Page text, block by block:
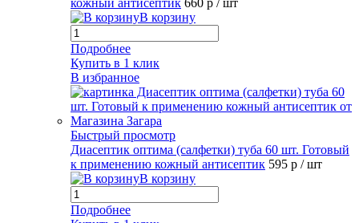
кожный антисептик 660 р / шт
В корзину
Подробнее
Купить в 1 клик
В избранное
Быстрый просмотр
Диасептик оптима (салфетки) туба 60 шт. Готовый
к применению кожный антисептик 595 р / шт
В корзину
Подробнее